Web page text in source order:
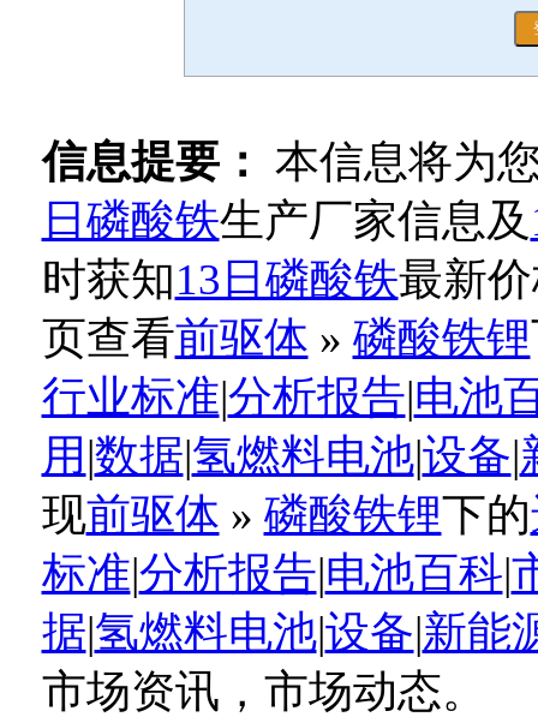
信息提要： 本信息将为
日磷酸铁生产厂家信息及
时获知13日磷酸铁最新
页查看前驱体 » 磷酸铁锂
行业标准|分析报告|电池
用|数据|氢燃料电池|设备|
现前驱体 » 磷酸铁锂下的
标准|分析报告|电池百科|
据|氢燃料电池|设备|新能
市场资讯，市场动态。